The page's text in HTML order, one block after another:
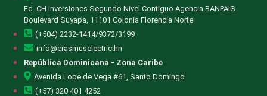
Ed. CH Inversiones Segundo Nivel Contiguo Agencia BANPAIS
Boulevard Suyapa, 11101 Colonia Florencia Norte
(+504) 2232-1414/9372/3199
info@erasmuselectric.hn
República Dominicana - Zona Caribe
Avenida Lope de Vega #61, Santo Domingo
(+57) 320 401 4252